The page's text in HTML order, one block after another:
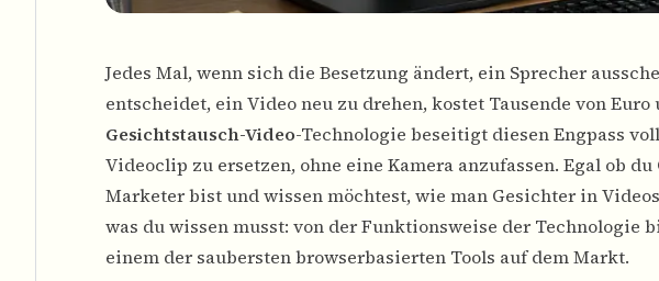
Jedes Mal, wenn sich die Besetzung ändert, ein Sprecher
entscheidet, ein Video neu zu drehen, kostet Tausende von
Gesichtstausch-Video-Technologie beseitigt diesen Engpass
Videoclip zu ersetzen, ohne eine Kamera anzufassen. Egal ob
Marketer bist und wissen möchtest, wie man Gesichter in
was du wissen musst: von der Funktionsweise der
einem der saubersten browserbasierten Tools auf dem Markt.